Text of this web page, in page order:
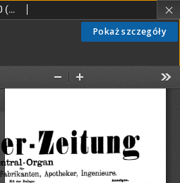
Pokaż szczegóły
Chemiker Zeitung Jg. 9 Nr. 60 (1885)